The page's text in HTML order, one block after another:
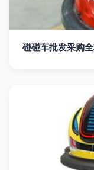
碰碰车批发采购